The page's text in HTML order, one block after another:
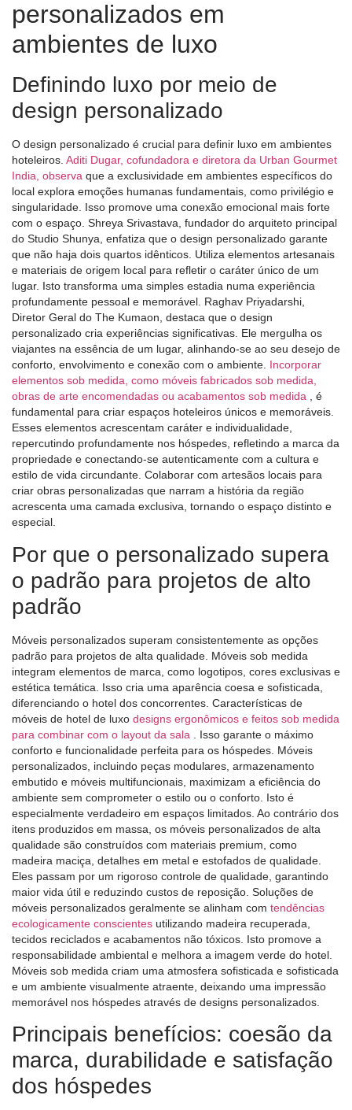
personalizados em
ambientes de luxo
Definindo luxo por meio de
design personalizado
O design personalizado é crucial para definir luxo em ambientes
hoteleiros. Aditi Dugar, cofundadora e diretora da Urban Gourmet
India, observa que a exclusividade em ambientes específicos do
local explora emoções humanas fundamentais, como privilégio e
singularidade. Isso promove uma conexão emocional mais forte
com o espaço. Shreya Srivastava, fundador do arquiteto principal
do Studio Shunya, enfatiza que o design personalizado garante
que não haja dois quartos idênticos. Utiliza elementos artesanais
e materiais de origem local para refletir o caráter único de um
lugar. Isto transforma uma simples estadia numa experiência
profundamente pessoal e memorável. Raghav Priyadarshi,
Diretor Geral do The Kumaon, destaca que o design
personalizado cria experiências significativas. Ele mergulha os
viajantes na essência de um lugar, alinhando-se ao seu desejo de
conforto, envolvimento e conexão com o ambiente. Incorporar
elementos sob medida, como móveis fabricados sob medida,
obras de arte encomendadas ou acabamentos sob medida , é
fundamental para criar espaços hoteleiros únicos e memoráveis.
Esses elementos acrescentam caráter e individualidade,
repercutindo profundamente nos hóspedes, refletindo a marca da
propriedade e conectando-se autenticamente com a cultura e
estilo de vida circundante. Colaborar com artesãos locais para
criar obras personalizadas que narram a história da região
acrescenta uma camada exclusiva, tornando o espaço distinto e
especial.
Por que o personalizado supera
o padrão para projetos de alto
padrão
Móveis personalizados superam consistentemente as opções
padrão para projetos de alta qualidade. Móveis sob medida
integram elementos de marca, como logotipos, cores exclusivas e
estética temática. Isso cria uma aparência coesa e sofisticada,
diferenciando o hotel dos concorrentes. Características de
móveis de hotel de luxo designs ergonômicos e feitos sob medida
para combinar com o layout da sala
. Isso garante o máximo
conforto e funcionalidade perfeita para os hóspedes. Móveis
personalizados, incluindo peças modulares, armazenamento
embutido e móveis multifuncionais, maximizam a eficiência do
ambiente sem comprometer o estilo ou o conforto. Isto é
especialmente verdadeiro em espaços limitados. Ao contrário dos
itens produzidos em massa, os móveis personalizados de alta
qualidade são construídos com materiais premium, como
madeira maciça, detalhes em metal e estofados de qualidade.
Eles passam por um rigoroso controle de qualidade, garantindo
maior vida útil e reduzindo custos de reposição. Soluções de
móveis personalizados geralmente se alinham com tendências
ecologicamente conscientes utilizando madeira recuperada,
tecidos reciclados e acabamentos não tóxicos. Isto promove a
responsabilidade ambiental e melhora a imagem verde do hotel.
Móveis sob medida criam uma atmosfera sofisticada e sofisticada
e um ambiente visualmente atraente, deixando uma impressão
memorável nos hóspedes através de designs personalizados.
Principais benefícios: coesão da
marca, durabilidade e satisfação
dos hóspedes